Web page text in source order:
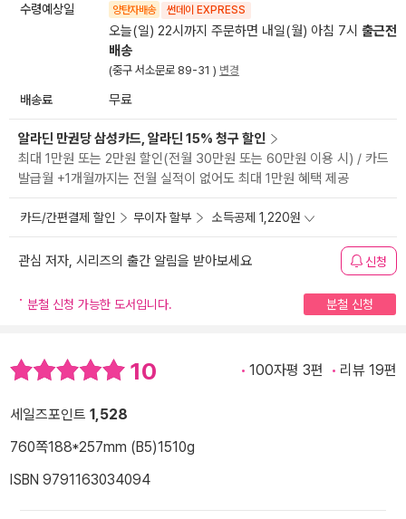
수령예상일 양탄자배송 썬데이 EXPRESS
오늘(일) 22시까지 주문하면 내일(월) 아침 7시 출근전
배송
(중구 서소문로 89-31 ) 변경
배송료 무료
알라딘 만권당 삼성카드, 알라딘 15% 청구 할인
최대 1만원 또는 2만원 할인(전월 30만원 또는 60만원 이용 시) / 카드
발급월 +1개월까지는 전월 실적이 없어도 최대 1만원 혜택 제공
카드/간편결제 할인 무이자 할부 소득공제 1,220원
관심 저자, 시리즈의 출간 알림을 받아보세요 신청
분철 신청 가능한 도서입니다. 분철 신청
10 100자평 3편 리뷰 19편
세일즈포인트 1,528
760쪽188*257mm (B5)1510g
ISBN 9791163034094